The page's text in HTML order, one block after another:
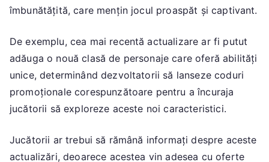
îmbunătățită, care mențin jocul proaspăt și captivant.
De exemplu, cea mai recentă actualizare ar fi putut
adăuga o nouă clasă de personaje care oferă abilități
unice, determinând dezvoltatorii să lanseze coduri
promoționale corespunzătoare pentru a încuraja
jucătorii să exploreze aceste noi caracteristici.
Jucătorii ar trebui să rămână informați despre aceste
actualizări, deoarece acestea vin adesea cu oferte